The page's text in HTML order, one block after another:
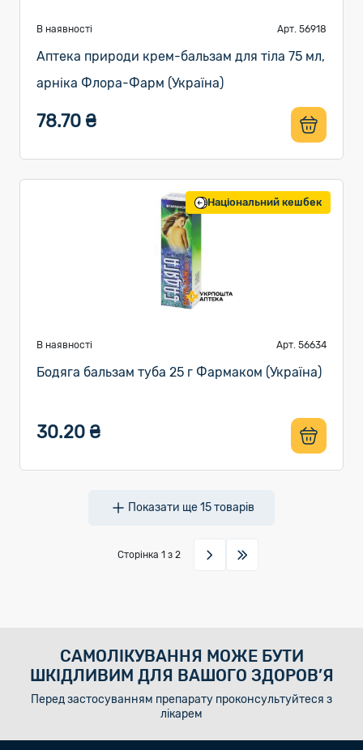
В наявності Арт. 56918
Аптека природи крем-бальзам для тіла 75 мл,
арніка Флора-Фарм (Україна)
78.70 ₴
Національний кешбек
В наявності Арт. 56634
Бодяга бальзам туба 25 г Фармаком (Україна)
30.20 ₴
Показати ще15товарів
Сторінка 1 з 2
САМОЛІКУВАННЯ МОЖЕ БУТИ
ШКІДЛИВИМ ДЛЯ ВАШОГО ЗДОРОВ’Я
Перед застосуванням препарату проконсультуйтеся з
лікарем